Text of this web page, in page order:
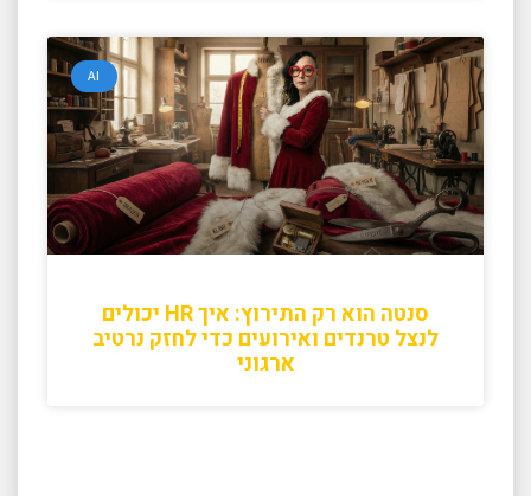
AI
סנטה הוא רק התירוץ: איך HR יכולים
לנצל טרנדים ואירועים כדי לחזק נרטיב
ארגוני